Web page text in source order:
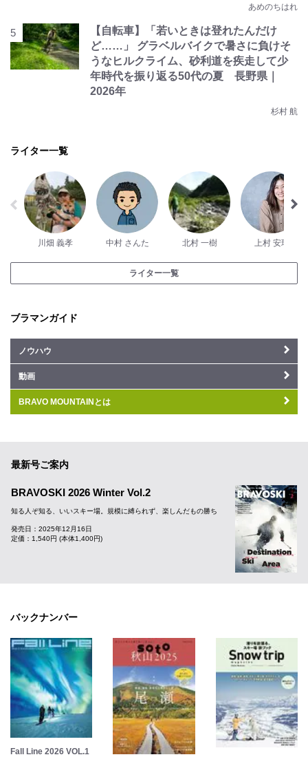
あめのちはれ
【自転車】「若いときは登れたんだけ
ど……」 グラベルバイクで暑さに負けそ
うなヒルクライム、砂利道を疾走して少
年時代を振り返る50代の夏 長野県｜
2026年
杉村 航
ライター一覧
川畑 義孝 中村 さんた 北村 一樹 上村 安瑚
ライター一覧
ブラマンガイド
ノウハウ
動画
BRAVO MOUNTAINとは
最新号ご案内
BRAVOSKI 2026 Winter Vol.2
知る人ぞ知る、いいスキー場。規模に縛られず、楽しんだもの勝ち
発売日：2025年12月16日
定価：1,540円 (本体1,400円)
バックナンバー
Fall Line 2026 VOL.1